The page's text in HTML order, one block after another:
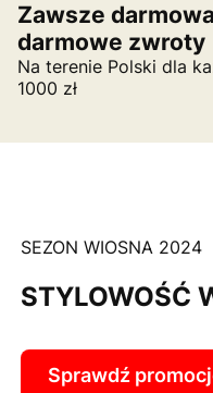
Zawsze
darmowe zwroty
Na terenie Polski dla
1000 zł
SEZON WIOSNA 2024
STYLOWOŚĆ
Sprawdź